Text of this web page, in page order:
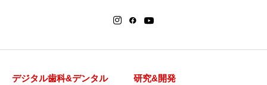
デジタル歯科&デンタル 研究&開発